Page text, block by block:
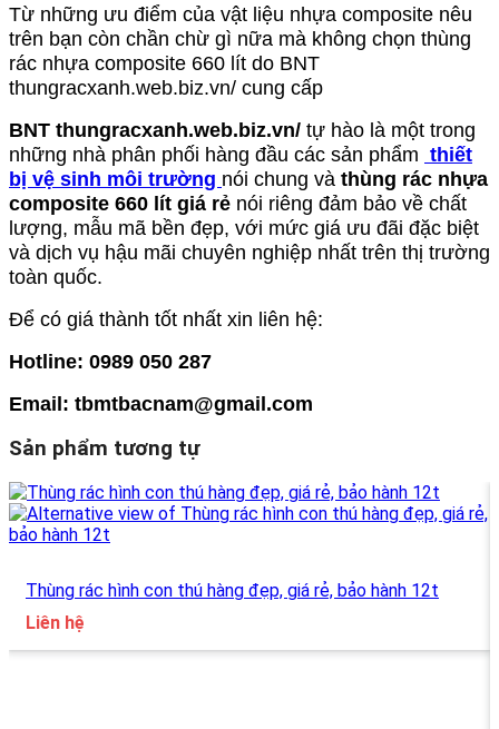
Từ những ưu điểm của vật liệu nhựa composite nêu
trên bạn còn chần chừ gì nữa mà không chọn thùng
rác nhựa composite 660 lít do BNT
thungracxanh.web.biz.vn/ cung cấp
BNT thungracxanh.web.biz.vn/ tự hào là một trong
những nhà phân phối hàng đầu các sản phẩm thiết
bị vệ sinh môi trường nói chung và thùng rác nhựa
composite 660 lít giá rẻ nói riêng đảm bảo về chất
lượng, mẫu mã bền đẹp, với mức giá ưu đãi đặc biệt
và dịch vụ hậu mãi chuyên nghiệp nhất trên thị trường
toàn quốc.
Để có giá thành tốt nhất xin liên hệ:
Hotline: 0989 050 287
Email: tbmtbacnam@gmail.com
Sản phẩm tương tự
Thùng rác hình con thú hàng đẹp, giá rẻ, bảo hành 12t
Liên hệ